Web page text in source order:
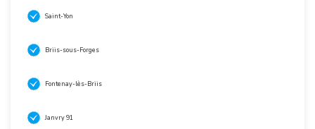
Saint-Yon
Briis-sous-Forges
Fontenay-lès-Briis
Janvry 91